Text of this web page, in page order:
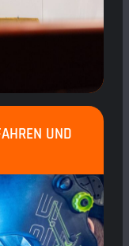
UND S